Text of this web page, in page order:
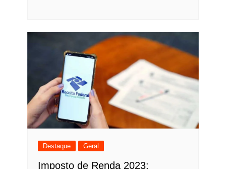
Destaque Geral
Imposto de Renda 2023: